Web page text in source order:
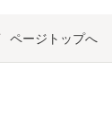
ページトップへ